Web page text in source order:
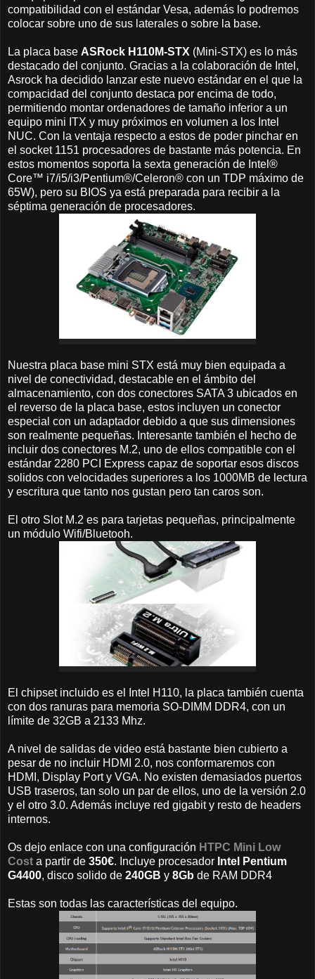
compatibilidad con el estándar Vesa, además lo podremos
colocar sobre uno de sus laterales o sobre la base.
La placa base ASRock H110M-STX (Mini-STX) es lo más
destacado del conjunto. Gracias a la colaboración de Intel,
Asrock ha decidido lanzar este nuevo estándar en el que la
compacidad del conjunto destaca por encima de todo,
permitiendo montar ordenadores de tamaño inferior a un
equipo mini ITX y muy próximos en volumen a los Intel
NUC. Con la ventaja respecto a estos de poder pinchar en
el socket 1151 procesadores de bastante más potencia. En
estos momentos soporta la sexta generación de Intel®
Core™ i7/i5/i3/Pentium®/Celeron® con un TDP máximo de
65W), pero su BIOS ya está preparada para recibir a la
séptima generación de procesadores.
Nuestra placa base mini STX está muy bien equipada a
nivel de conectividad, destacable en el ámbito del
almacenamiento, con dos conectores SATA 3 ubicados en
el reverso de la placa base, estos incluyen un conector
especial con un adaptador debido a que sus dimensiones
son realmente pequeñas. Interesante también el hecho de
incluir dos conectores M.2, uno de ellos compatible con el
estándar 2280 PCI Express capaz de soportar esos discos
solidos con velocidades superiores a los 1000MB de lectura
y escritura que tanto nos gustan pero tan caros son.
El otro Slot M.2 es para tarjetas pequeñas, principalmente
un módulo Wifi/Bluetooh.
El chipset incluido es el Intel H110, la placa también cuenta
con dos ranuras para memoria SO-DIMM DDR4, con un
límite de 32GB a 2133 Mhz.
A nivel de salidas de video está bastante bien cubierto a
pesar de no incluir HDMI 2.0, nos conformaremos con
HDMI, Display Port y VGA. No existen demasiados puertos
USB traseros, tan solo un par de ellos, uno de la versión 2.0
y el otro 3.0. Además incluye red gigabit y resto de headers
internos.
Os dejo enlace con una configuración HTPC Mini Low
Cost a partir de 350€. Incluye procesador Intel Pentium
G4400, disco solido de 240GB y 8Gb de RAM DDR4
Estas son todas las características del equipo.